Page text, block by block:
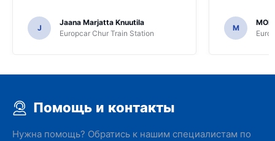
J
Jaana Marjatta Knuutila
Europcar Chur Train Station
M
Помощь и контакты
Нужна помощь? Обратись к нашим специалистам по